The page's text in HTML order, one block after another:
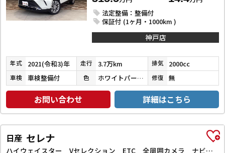
法定整備：整備付
保証付 (1ヶ月・1000km )
神戸店
年式 2021(令和3)年 走行 3.7万km 排気 2000cc
車検 車検整備付 色 ホワイトパールクリスタルシャイン 修復 無
お問い合わせ 詳細はこちら
日産 セレナ
ハイウェイスター Vセレクション ETC 全周囲カメラ ナビ TV クリアランスソナー オートクルーズコントロール パークアシスト 衝突被害軽減システム 両側電動スライドドア オートライト LEDヘッドランプ